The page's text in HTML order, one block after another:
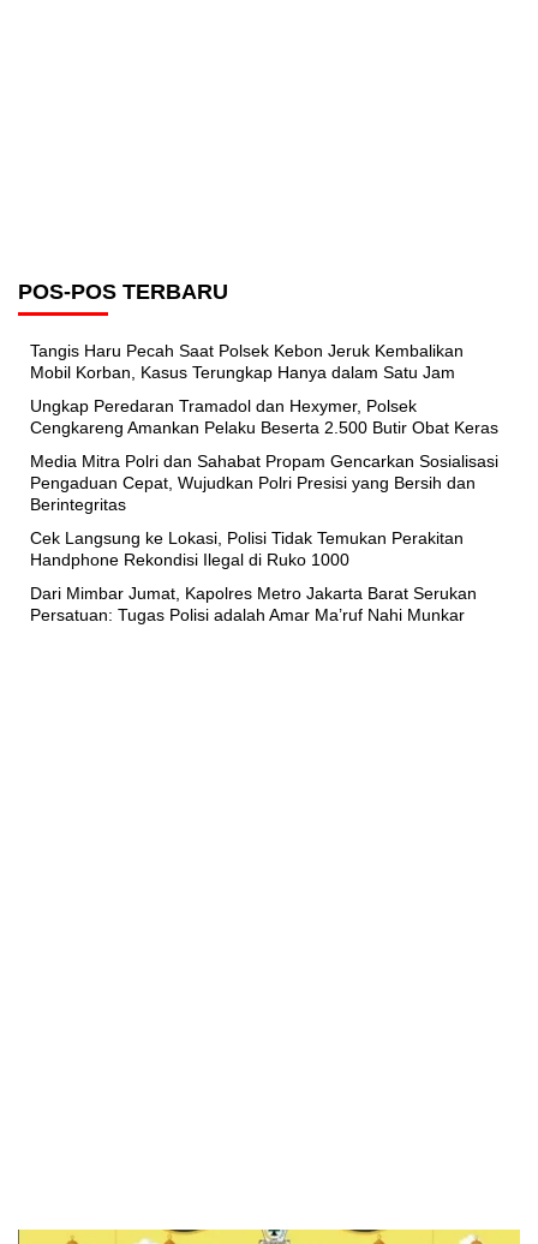
POS-POS TERBARU
Tangis Haru Pecah Saat Polsek Kebon Jeruk Kembalikan
Mobil Korban, Kasus Terungkap Hanya dalam Satu Jam
Ungkap Peredaran Tramadol dan Hexymer, Polsek
Cengkareng Amankan Pelaku Beserta 2.500 Butir Obat Keras
Media Mitra Polri dan Sahabat Propam Gencarkan Sosialisasi
Pengaduan Cepat, Wujudkan Polri Presisi yang Bersih dan
Berintegritas
Cek Langsung ke Lokasi, Polisi Tidak Temukan Perakitan
Handphone Rekondisi Ilegal di Ruko 1000
Dari Mimbar Jumat, Kapolres Metro Jakarta Barat Serukan
Persatuan: Tugas Polisi adalah Amar Ma’ruf Nahi Munkar